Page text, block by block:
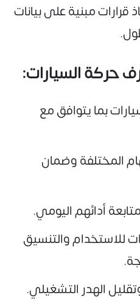
مبنية على بيانات
حركة السيارات:
بما يتوافق مع
المختلفة وضمان
أدائهم اليومي.
للاستخدام والتنسيق
الهدر التشغيلي.